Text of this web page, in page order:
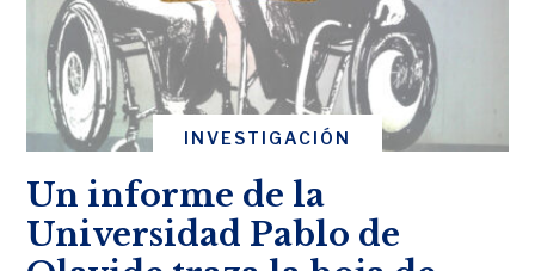
INVESTIGACIÓN
Un informe de la
Universidad Pablo de